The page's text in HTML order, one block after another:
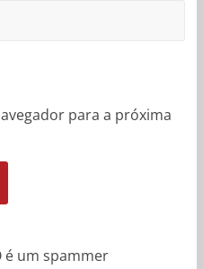
para a próxima
é um spammer